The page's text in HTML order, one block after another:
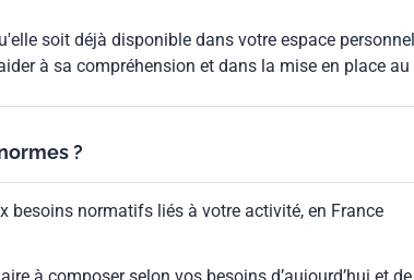
soit déjà disponible dans votre espace
à sa compréhension et dans la mise en place au
?
besoins normatifs liés à votre activité, en France